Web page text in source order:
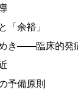
「余裕」
き——臨床的発
予備原則